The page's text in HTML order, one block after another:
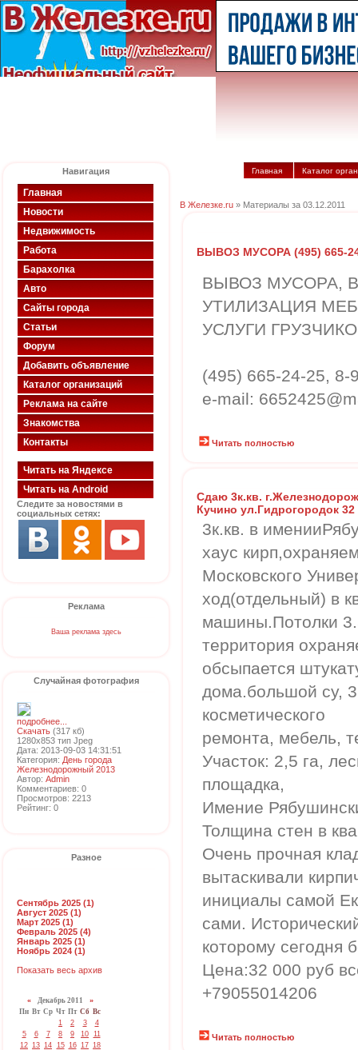
Навигация
Главная
Новости
Недвижимость
Работа
Барахолка
Авто
Сайты города
Статьи
Форум
Добавить объявление
Каталог организаций
Реклама на сайте
Знакомства
Контакты
Читать на Яндексе
Читать на Android
Следите за новостями в
социальных сетях:
Реклама
Ваша реклама здесь
Случайная фотография
подробнее...
Скачать (317 кб)
1280x853 тип Jpeg
Дата: 2013-09-03 14:31:51
Категория: День города
Железнодорожный 2013
Автор: Admin
Комментариев: 0
Просмотров: 2213
Рейтинг: 0
Разное
Сентябрь 2025 (1)
Август 2025 (1)
Март 2025 (1)
Февраль 2025 (4)
Январь 2025 (1)
Ноябрь 2024 (1)
Показать весь архив
«Декабрь 2011 »
Пн Вт Ср Чт Пт Сб Вс
1
2 3
4
5
6 7 8 9 10 11
12 13 14 15 16 17 18
Главная Каталог
В Железке.ru » Материалы за 03.12.2011
ВЫВОЗ МУСОРА (495) 665-
ВЫВОЗ МУСОРА,
УТИЛИЗАЦИЯ
УСЛУГИ
(495) 665-24-25, 8-
e-mail:
Читать полностью
Сдаю 3к.кв.
Кучино ул.Гидрогородок 32
3к.кв. в
хаус
Московского
ход(отдельный) в
машины.Потолки
территория
обсыпается
дома.большой су,
косметического
ремонта, мебель,
Участок: 2,5 га,
площадка,
Имение
Толщина стен в
Очень прочная
вытаскивали
инициалы самой
сами.
которому сегодня
Цена:32 000 руб
+79055014206
Читать полностью